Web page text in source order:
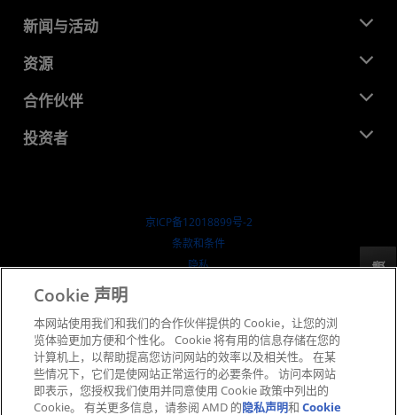
反馈
关于 AMD
企业责任
就业机会
联系我们
新闻与活动
新闻中心
媒体库
资源
开发中心
成功案例
合作伙伴
AMD 合作伙伴中心
投资者
京ICP备12018899号-2
​条款和条件
隐私
公开公平竞争
英国税收策略
Cookie 政策
Cookie 设置
Cookie 声明
本网站使用我们和我们的合作伙伴提供的 Cookie，让您的浏
览体验更加方便和个性化。 Cookie 将有用的信息存储在您的
计算机上，以帮助提高您访问网站的效率以及相关性。 在某
些情况下，它们是使网站正常运行的必要条件。 访问本网站
即表示，您授权我们使用并同意使用 Cookie 政策中列出的
Cookie。 有关更多信息，请参阅 AMD 的隐私声明和Cookie